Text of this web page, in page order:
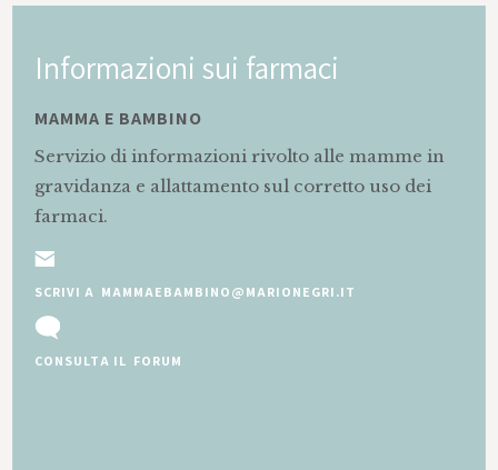
Informazioni sui farmaci
MAMMA E BAMBINO
Servizio di informazioni rivolto alle mamme in
gravidanza e allattamento sul corretto uso dei
farmaci.
SCRIVI A MAMMAEBAMBINO@MARIONEGRI.IT
CONSULTA IL FORUM